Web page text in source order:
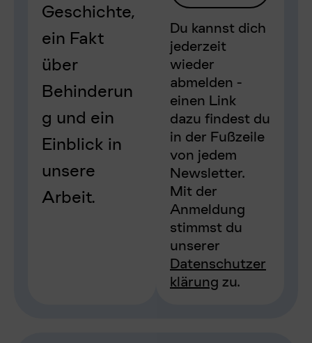
Geschichte,
ein Fakt
über
Behinderun
g und ein
Einblick in
unsere
Arbeit.
Du kannst dich
jederzeit
wieder
abmelden -
einen Link
dazu findest du
in der Fußzeile
von jedem
Newsletter.
Mit der
Anmeldung
stimmst du
unserer
Datenschutzer
klärung zu.